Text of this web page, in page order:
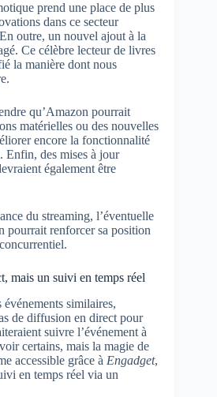
prend une place de plus
dans ce secteur
outre, un nouvel ajout à la
Ce célèbre lecteur de livres
la manière dont nous
qu’Amazon pourrait
matérielles ou des nouvelles
encore la fonctionnalité
Enfin, des mises à jour
également être
du streaming, l’éventuelle
pourrait renforcer sa position
mais un suivi en temps réel
événements similaires,
de diffusion en direct pour
suivre l’événement à
certains, mais la magie de
accessible grâce à Engadget,
en temps réel via un